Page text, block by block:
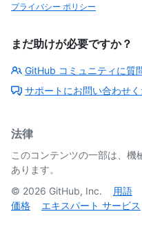
プライバシー ポリシー
まだ助けが必要ですか？
GitHub コミュニティに質
サポートにお問い合わせ
法律
このコンテンツの一部は、
あります。
© 2026 GitHub, Inc. 用語
価格
エキスパート サービス